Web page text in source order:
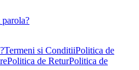
Termeni si ConditiiPolitica de
Politica de ReturPolitica de